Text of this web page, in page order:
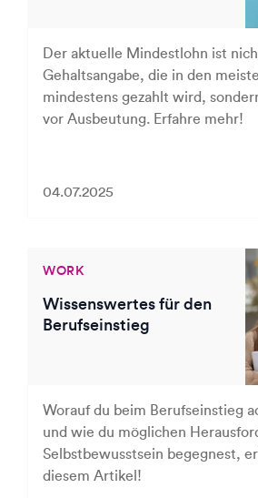
Der aktuelle Mindestlohn ist
Gehaltsangabe, die in den
mindestens gezahlt wird,
vor Ausbeutung. Erfahre mehr!
04.07.2025
WORK
Wissenswertes für den
Berufseinstieg
Worauf du beim Berufseinstieg
und wie du möglichen
Selbstbewusstsein begegnest,
diesem Artikel!